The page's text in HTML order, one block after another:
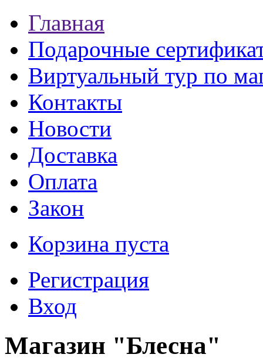
Главная
Подарочные
Виртуальный тур по
Контакты
Новости
Доставка
Оплата
Закон
Корзина пуста
Регистрация
Вход
Магазин "Блесна"